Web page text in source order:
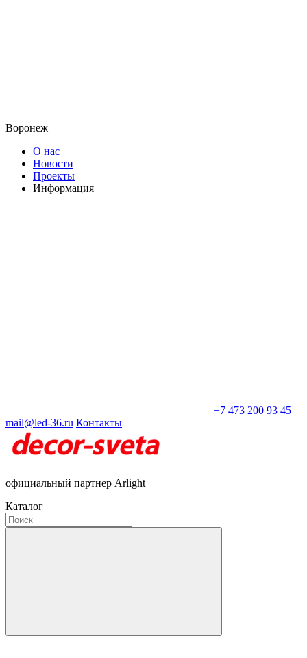
Воронеж
О нас
Новости
Проекты
Информация
+7 473 200 93 45
mail@led-36.ru Контакты
официальный партнер Arlight
Каталог